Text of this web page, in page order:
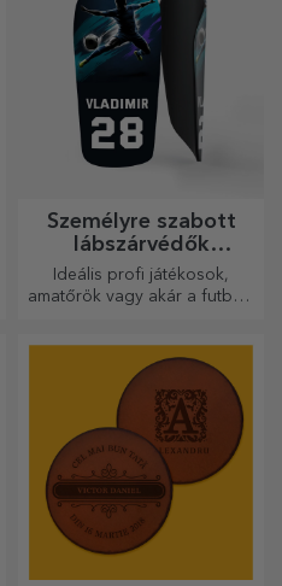
Személyre szabott
lábszárvédők
futballhoz
Ideális profi játékosok,
amatőrök vagy akár a futballt